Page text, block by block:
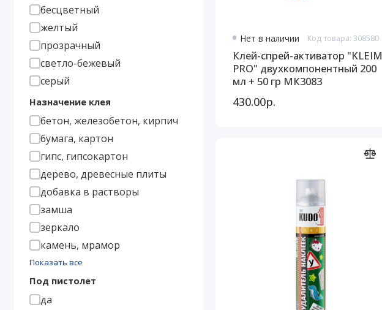
бесцветный
желтый
прозрачный
светло-бежевый
серый
Назначение клея
бетон, железобетон, кирпич
бумага, картон
гипс, гипсокартон
дерево, древесные плиты
добавка в растворы
замша
зеркало
камень, мрамор
Показать все
Под пистолет
да
Нет в наличии Код товара: 308580
Клей-спрей-активатор "KLEIM
PRO" двухкомпонентный 200
мл + 50 гр МК3083
430.00р.